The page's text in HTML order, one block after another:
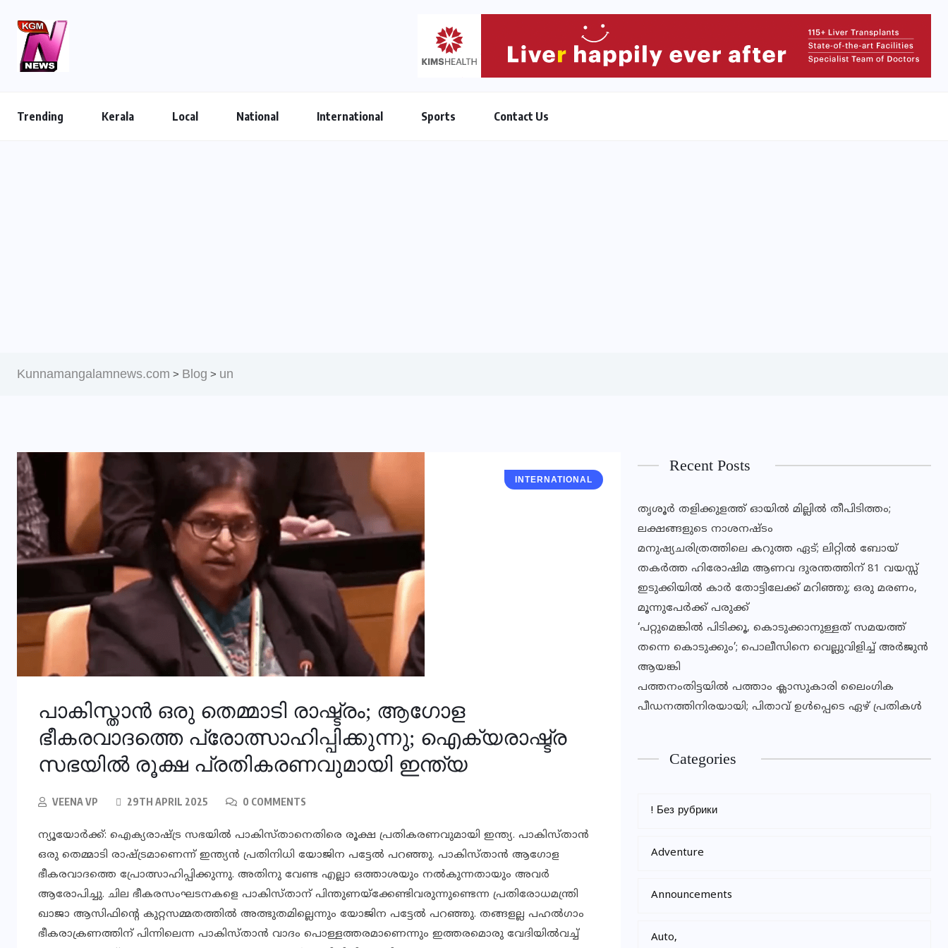
Trending Kerala Local National International Sports Contact Us
Kunnamangalamnews.com > Blog > un
INTERNATIONAL
പാകിസ്താന്‍ ഒരു തെമ്മാടി രാഷ്ട്രം; ആഗോള
ഭീകരവാദത്തെ പ്രോത്സാഹിപ്പിക്കുന്നു; ഐക്യരാഷ്ട്ര
സഭയില്‍ രൂക്ഷ പ്രതികരണവുമായി ഇന്ത്യ
VEENA VP 29TH APRIL 2025 0 COMMENTS
ന്യൂയോര്‍ക്ക്: ഐക്യരാഷ്ട്ര സഭയില്‍ പാകിസ്താനെതിരെ രൂക്ഷ പ്രതികരണവുമായി ഇന്ത്യ. പാകിസ്താന്‍
ഒരു തെമ്മാടി രാഷ്ട്രമാണെന്ന് ഇന്ത്യന്‍ പ്രതിനിധി യോജിന പട്ടേല്‍ പറഞ്ഞു. പാകിസ്താന്‍ ആഗോള
ഭീകരവാദത്തെ പ്രോത്സാഹിപ്പിക്കുന്നു. അതിനു വേണ്ട എല്ലാ ഒത്താശയും നല്‍കുന്നതായും അവര്‍
ആരോപിച്ചു. ചില ഭീകരസംഘടനകളെ പാകിസ്താന് പിന്തുണയ്‌ക്കേണ്ടിവരുന്നുണ്ടെന്ന പ്രതിരോധമന്ത്രി
ഖാജാ ആസിഫിന്റെ കുറ്റസമ്മതത്തില്‍ അത്ഭുതമില്ലെന്നും യോജിന പട്ടേല്‍ പറഞ്ഞു. തങ്ങളല്ല പഹല്‍ഗാം
ഭീകരാക്രണത്തിന് പിന്നിലെന്ന പാകിസ്താന്‍ വാദം പൊള്ളത്തരമാണെന്നും ഇത്തരമൊരു വേദിയില്‍വച്ച്
Recent Posts
തൃശൂര്‍ തളിക്കുളത്ത് ഓയില്‍ മില്ലില്‍ തീപിടിത്തം;
ലക്ഷങ്ങളുടെ നാശനഷ്ടം
മനുഷ്യചരിത്രത്തിലെ കറുത്ത ഏട്; ലിറ്റിൽ ബോയ്
തകർത്ത ഹിരോഷിമ ആണവ ദുരന്തത്തിന് 81 വയസ്സ്
ഇടുക്കിയില്‍ കാര്‍ തോട്ടിലേക്ക് മറിഞ്ഞു; ഒരു മരണം,
മൂന്നുപേര്‍ക്ക് പരുക്ക്
‘പറ്റുമെങ്കിൽ പിടിക്കൂ, കൊടുക്കാനുള്ളത് സമയത്ത്
തന്നെ കൊടുക്കും’; പൊലീസിനെ വെല്ലുവിളിച്ച് അർജുൻ
ആയങ്കി
പത്തനംതിട്ടയില്‍ പത്താം ക്ലാസുകാരി ലൈംഗിക
പീഡനത്തിനിരയായി; പിതാവ് ഉള്‍പ്പെടെ ഏഴ് പ്രതികള്‍
Categories
! Без рубрики
Adventure
Announcements
Auto,